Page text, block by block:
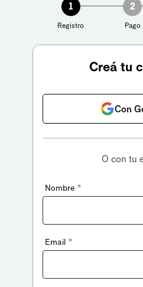
1
Registro
2
Pago
Creá tu
Con
O con tu
Nombre *
Email *